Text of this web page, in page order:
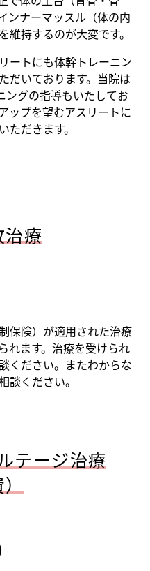
ンナーマッスル（体の内
持するのが大変です。
ートにも体幹トレーニン
だいております。当院は
ングの指導もいたしてお
ップを望むアスリートに
だきます。
治療
保険）が適用された治療
れます。治療を受けられ
ください。またわからな
談ください。
テージ治療
）